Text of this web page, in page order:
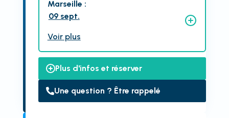
Marseille :
09 sept.
Voir plus
Plus d'infos et réserver
Une question ? Être rappelé